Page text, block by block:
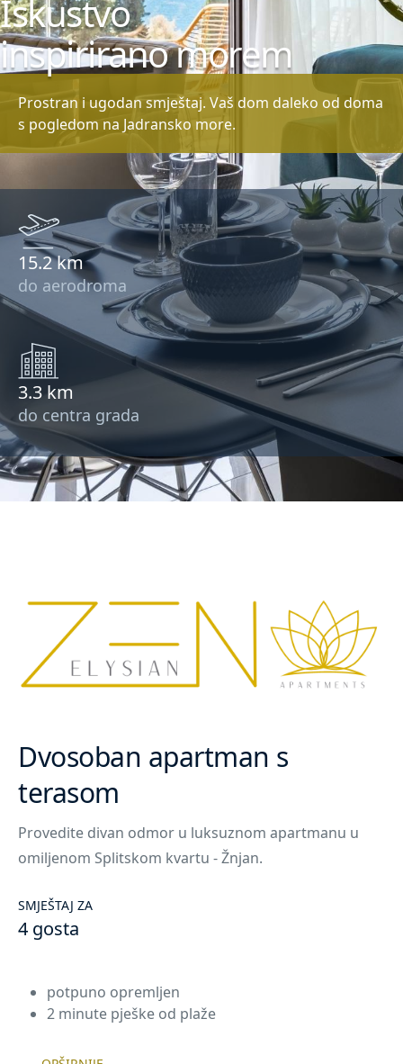
Iskustvo
inspirirano morem
Prostran i ugodan smještaj. Vaš dom daleko od doma
s pogledom na Jadransko more.
15.2 km
do aerodroma
3.3 km
do centra grada
Dvosoban apartman s
terasom
Provedite divan odmor u luksuznom apartmanu u
omiljenom Splitskom kvartu - Žnjan.
SMJEŠTAJ ZA
4 gosta
potpuno opremljen
2 minute pješke od plaže